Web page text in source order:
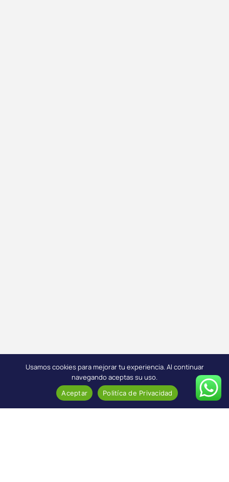
Usamos cookies para mejorar tu experiencia. Al continuar
navegando aceptas su uso.
Aceptar Politíca de Privacidad